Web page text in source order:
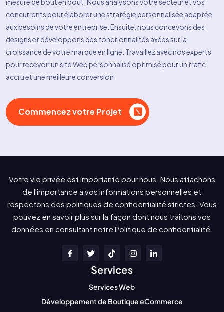
mesure de bout en bout. Nous analysons votre secteur et vos
concurrents pour élaborer une stratégie personnalisée adaptée
aux besoins de votre entreprise. Ensuite, nous concevons des
designs et développons des fonctionnalités axées sur la
croissance de votre marque en ligne. Travaillez avec nos experts
pour recevoir un site Web personnalisé optimisé pour un trafic
accru et une meilleure conversion.
Commencez votre Projet
Votre vie privée est importante pour nous. Nous attachons
de l'importance à vos informations personnelles et
respectons des politiques de confidentialité strictes. Vous
pouvez en savoir plus sur la façon dont nous traitons vos
données en consultant notre Politique de confidentialité.
Services
Services Web
Développement de Boutique eCommerce